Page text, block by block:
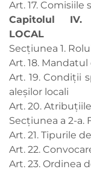
Art. 17.
Capitolul IV.
LOCAL
Secțiunea 1.
Art. 18.
Art. 19. Condiţii
aleșilor locali
Art. 20.
Secțiunea a 2-a.
Art. 21. Tipurile
Art. 22.
Art. 23. Ordinea